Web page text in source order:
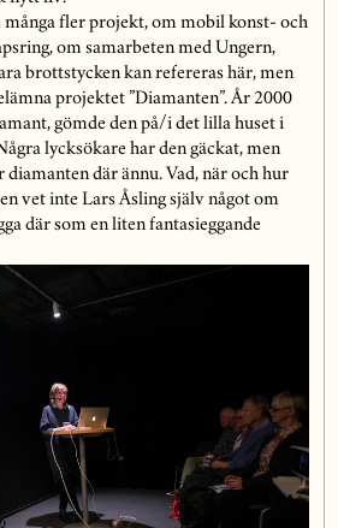
många fler projekt, om mobil konst- och
om samarbeten med Ungern,
brottstycken kan refereras här, men
projektet ”Diamanten”. År 2000
gömde den på/i det lilla huset i
lycksökare har den gäckat, men
där ännu. Vad, när och hur
vet inte Lars Åsling själv något om
där som en liten fantasieggande